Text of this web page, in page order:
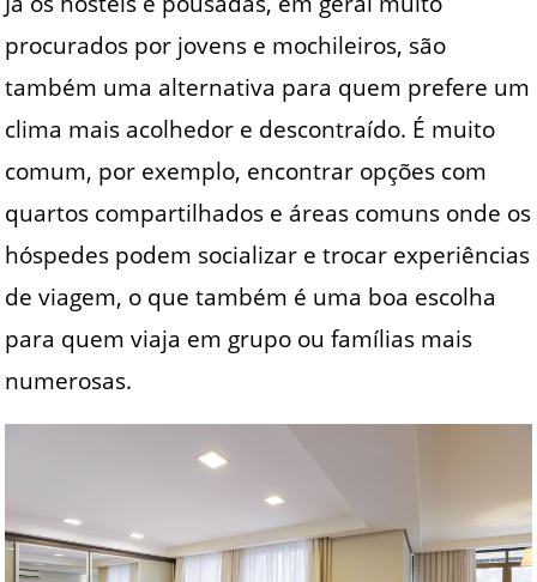
procurados por jovens e mochileiros, são
também uma alternativa para quem prefere um
clima mais acolhedor e descontraído. É muito
comum, por exemplo, encontrar opções com
quartos compartilhados e áreas comuns onde os
hóspedes podem socializar e trocar experiências
de viagem, o que também é uma boa escolha
para quem viaja em grupo ou famílias mais
numerosas.